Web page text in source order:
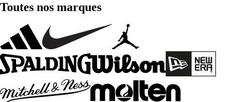
Toutes nos marques